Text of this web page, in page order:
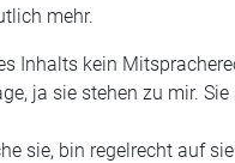
mehr.
Inhalts kein
ja sie stehen zu mir.
sie, bin regelrecht auf